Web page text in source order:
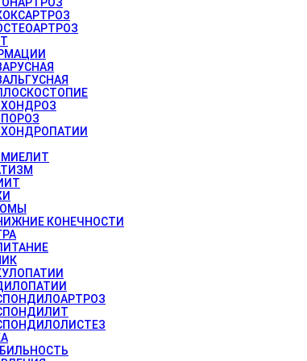
КОНЕЧНОСТИ